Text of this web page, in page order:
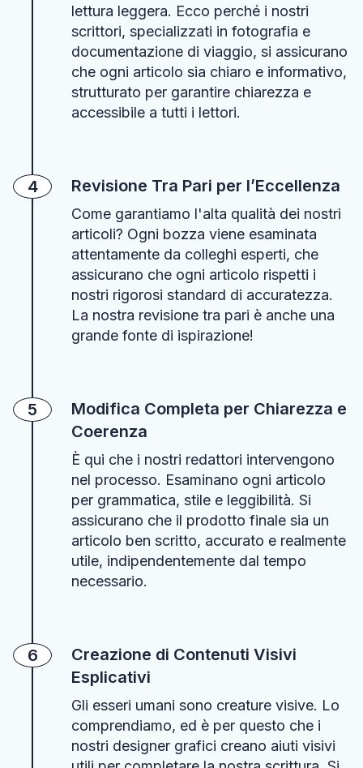
lettura leggera. Ecco perché i nostri
scrittori, specializzati in fotografia e
documentazione di viaggio, si assicurano
che ogni articolo sia chiaro e informativo,
strutturato per garantire chiarezza e
accessibile a tutti i lettori.
4 Revisione Tra Pari per l’Eccellenza
Come garantiamo l'alta qualità dei nostri
articoli? Ogni bozza viene esaminata
attentamente da colleghi esperti, che
assicurano che ogni articolo rispetti i
nostri rigorosi standard di accuratezza.
La nostra revisione tra pari è anche una
grande fonte di ispirazione!
Modifica Completa per Chiarezza e
Coerenza
È qui che i nostri redattori intervengono
nel processo. Esaminano ogni articolo
per grammatica, stile e leggibilità. Si
assicurano che il prodotto finale sia un
articolo ben scritto, accurato e realmente
utile, indipendentemente dal tempo
necessario.
5
6
Creazione di Contenuti Visivi
Esplicativi
Gli esseri umani sono creature visive. Lo
comprendiamo, ed è per questo che i
nostri designer grafici creano aiuti visivi